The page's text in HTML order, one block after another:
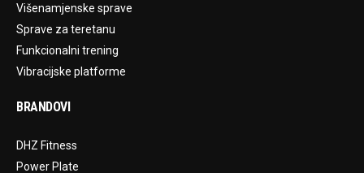
Višenamjenske sprave
Sprave za teretanu
Funkcionalni trening
Vibracijske platforme
BRANDOVI
DHZ Fitness
Power Plate